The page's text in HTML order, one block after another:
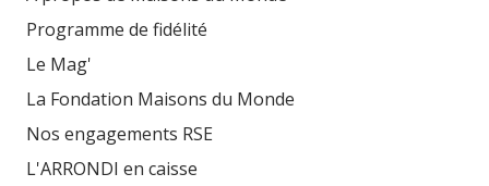
Programme de fidélité
Le Mag'
La Fondation Maisons du Monde
Nos engagements RSE
L'ARRONDI en caisse